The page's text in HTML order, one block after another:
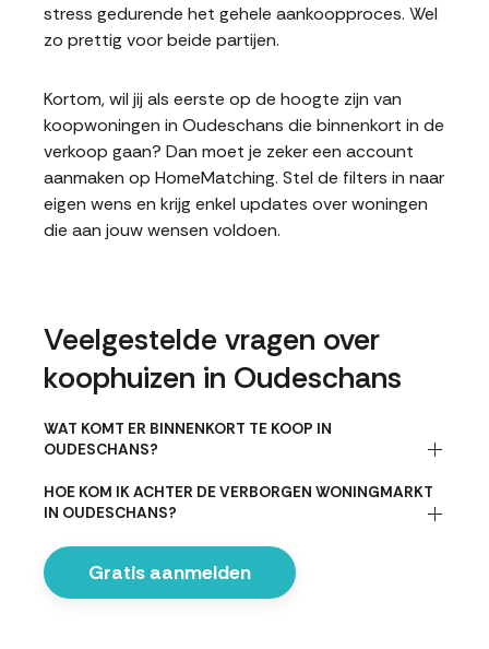
stress gedurende het gehele aankoopproces. Wel
zo prettig voor beide partijen.
Kortom, wil jij als eerste op de hoogte zijn van
koopwoningen in Oudeschans die binnenkort in de
verkoop gaan? Dan moet je zeker een account
aanmaken op HomeMatching. Stel de filters in naar
eigen wens en krijg enkel updates over woningen
die aan jouw wensen voldoen.
Veelgestelde vragen over
koophuizen in Oudeschans
WAT KOMT ER BINNENKORT TE KOOP IN
OUDESCHANS?
HOE KOM IK ACHTER DE VERBORGEN WONINGMARKT
IN OUDESCHANS?
Gratis aanmelden